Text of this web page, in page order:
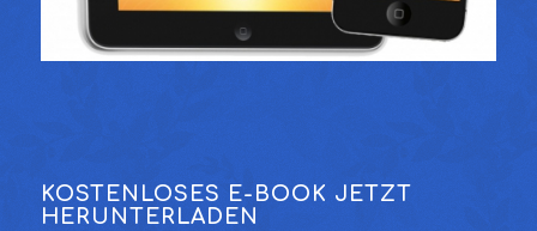
KOSTENLOSES E-BOOK JETZT
HERUNTERLADEN